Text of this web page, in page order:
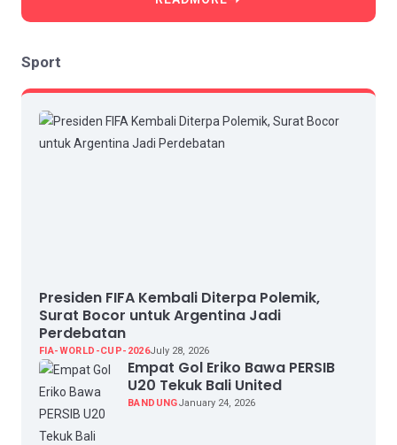
Sport
Presiden FIFA Kembali Diterpa Polemik,
Surat Bocor untuk Argentina Jadi
Perdebatan
FIA-WORLD-CUP-2026July 28, 2026
Empat Gol Eriko Bawa PERSIB
U20 Tekuk Bali United
BANDUNGJanuary 24, 2026